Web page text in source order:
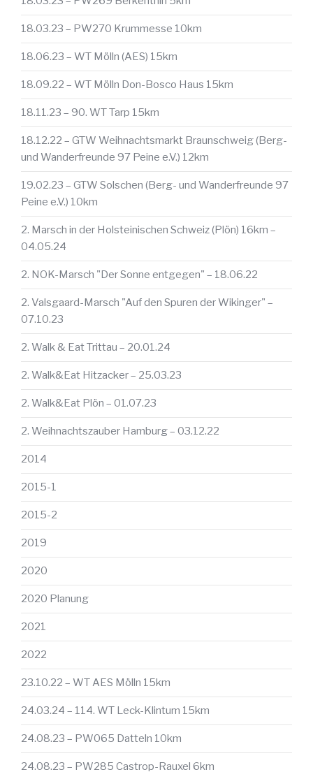
18.03.23 – PW270 Krummesse 10km
18.06.23 – WT Mölln (AES) 15km
18.09.22 – WT Mölln Don-Bosco Haus 15km
18.11.23 – 90. WT Tarp 15km
18.12.22 – GTW Weihnachtsmarkt Braunschweig (Berg-
und Wanderfreunde 97 Peine e.V.) 12km
19.02.23 – GTW Solschen (Berg- und Wanderfreunde 97
Peine e.V.) 10km
2. Marsch in der Holsteinischen Schweiz (Plön) 16km –
04.05.24
2. NOK-Marsch "Der Sonne entgegen" – 18.06.22
2. Valsgaard-Marsch "Auf den Spuren der Wikinger" –
07.10.23
2. Walk & Eat Trittau – 20.01.24
2. Walk&Eat Hitzacker – 25.03.23
2. Walk&Eat Plön – 01.07.23
2. Weihnachtszauber Hamburg – 03.12.22
2014
2015-1
2015-2
2019
2020
2020 Planung
2021
2022
23.10.22 – WT AES Mölln 15km
24.03.24 – 114. WT Leck-Klintum 15km
24.08.23 – PW065 Datteln 10km
24.08.23 – PW285 Castrop-Rauxel 6km